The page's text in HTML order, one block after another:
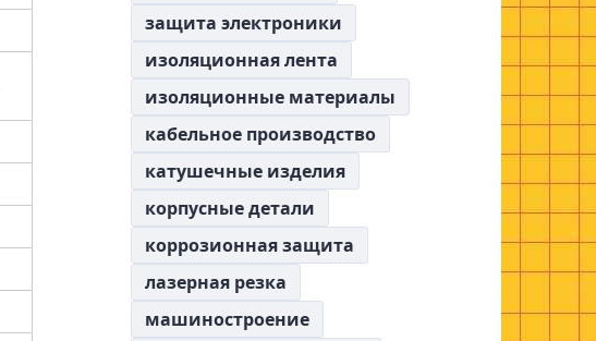
защита электроники
изоляционная лента
изоляционные материалы
кабельное производство
катушечные изделия
корпусные детали
коррозионная защита
лазерная резка
машиностроение